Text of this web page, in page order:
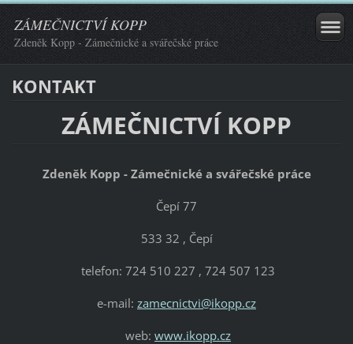
ZÁMEČNICTVÍ KOPP
Zdeněk Kopp - Zámečnické a svářečské práce
KONTAKT
ZÁMEČNICTVÍ KOPP
Zdeněk Kopp - Zámečnické a svářečské práce
Čepí 77
533 32 , Čepí
telefon: 724 510 227 , 724 507 123
e-mail: zamecnictvi@ikopp.cz
web: www.ikopp.cz